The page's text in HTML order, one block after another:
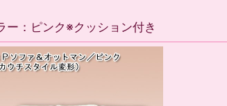
：ピンク※クッション付き